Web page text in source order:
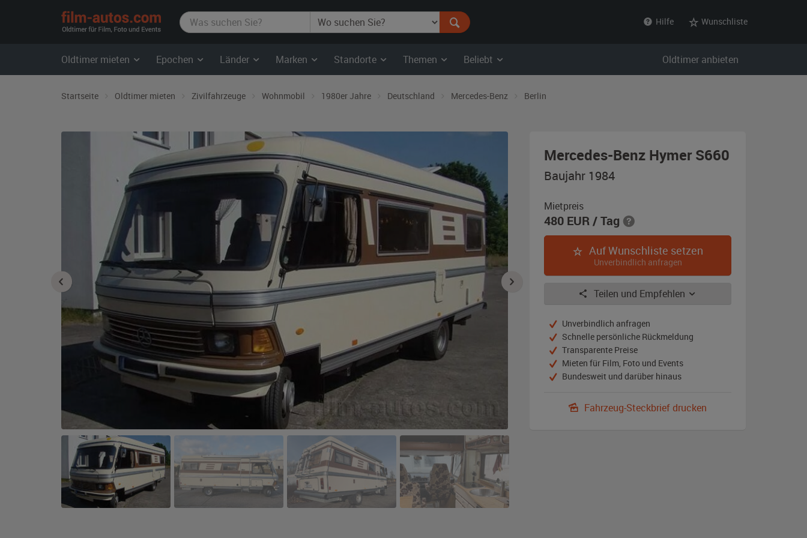
film-
autos.com
Hilfe Wunschliste
Oldtimer mieten Epochen Länder Marken Standorte Themen Beliebt Oldtimer anbieten
Startseite Oldtimer mieten Zivilfahrzeuge Wohnmobil 1980er Jahre Deutschland Mercedes-Benz Berlin
Mercedes-Benz Hymer S660
braun
Baujahr 1984
Mietpreis
480 EUR/ Tag
Auf Wunschliste setzen
Unverbindlich anfragen
Teilen und Empfehlen
Unverbindlich anfragen
Schnelle persönliche Rückmeldung
Transparente Preise
Mieten für Film, Foto und Events
Bundesweit und darüber hinaus
Fahrzeug-Steckbrief drucken